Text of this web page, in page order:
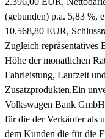
(gebunden) p.a. 5,83 %,
10.568,80 EUR,
Zugleich repräsentatives
Höhe der monatlichen
Fahrleistung, Laufzeit
Zusatzprodukten.Ein
Volkswagen Bank
für die der Verkäufer als
dem Kunden die für die